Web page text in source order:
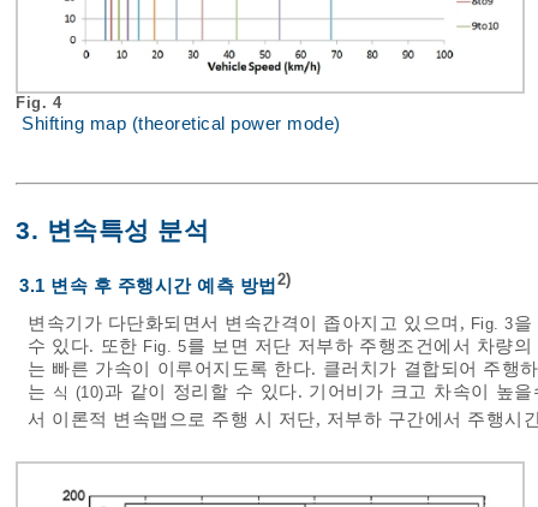
Fig. 4
Shifting map (theoretical power mode)
3. 변속특성 분석
3.1 변속 후 주행시간 예측 방법 2)
변속기가 다단화되면서 변속간격이 좁아지고 있으며, Fig. 3을
수 있다. 또한 Fig. 5를 보면 저단 저부하 주행조건에서 차량
는 빠른 가속이 이루어지도록 한다. 클러치가 결합되어 주행
는 식 (10)과 같이 정리할 수 있다. 기어비가 크고 차속이 높
서 이론적 변속맵으로 주행 시 저단, 저부하 구간에서 주행시